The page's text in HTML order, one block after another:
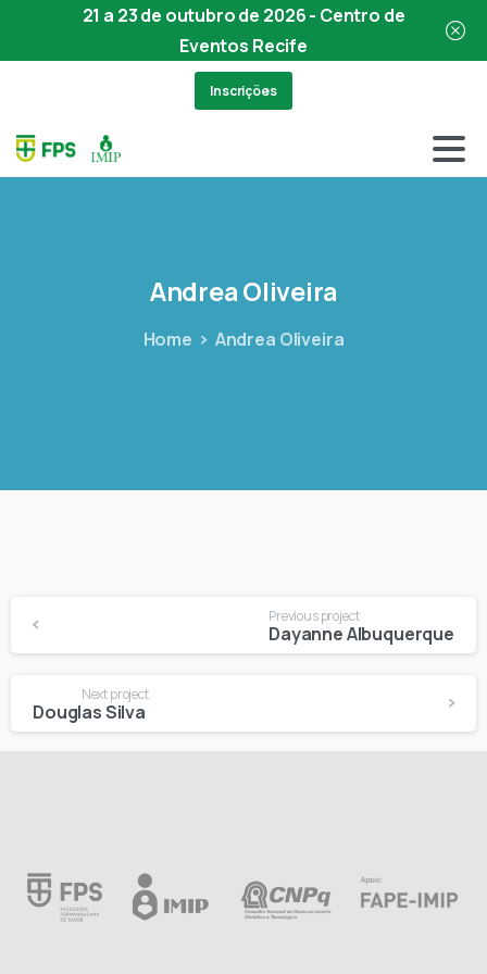
21 a 23 de outubro de 2026 - Centro de
Eventos Recife
Inscrições
AndreaOliveira
Home Andrea Oliveira
Reading
Previous project
Dayanne Albuquerque
Next project
Douglas Silva